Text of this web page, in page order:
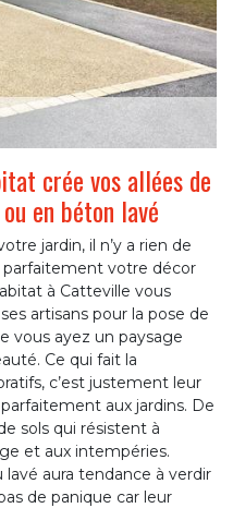
crée vos allées de
en béton lavé
jardin, il n’y a rien de
parfaitement votre décor
à Catteville vous
artisans pour la pose de
vous ayez un paysage
Ce qui fait la
c’est justement leur
aux jardins. De
sols qui résistent à
et aux intempéries.
aura tendance à verdir
de panique car leur